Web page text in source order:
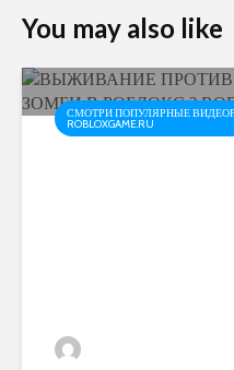
You may also like
СМОТРИ ПОПУЛЯРНЫЕ
ROBLOXGAME.RU